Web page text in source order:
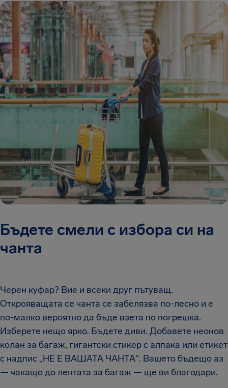
Бъдете смели с избора си на
чанта
Черен куфар? Вие и всеки друг пътуващ.
Открояващата се чанта се забелязва по-лесно и е
по-малко вероятно да бъде взета по погрешка.
Изберете нещо ярко. Бъдете диви. Добавете неонов
колан за багаж, гигантски стикер с алпака или етикет
с надпис „НЕ Е ВАШАТА ЧАНТА“. Вашето бъдещо аз
— чакащо до лентата за багаж — ще ви благодари.